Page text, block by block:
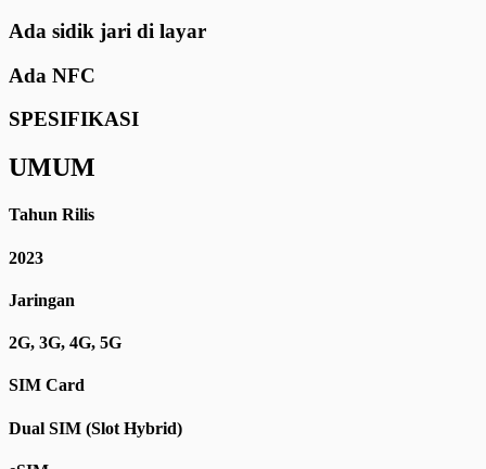
Ada sidik jari di layar
Ada NFC
SPESIFIKASI
UMUM
Tahun Rilis
2023
Jaringan
2G, 3G, 4G, 5G
SIM Card
Dual SIM (Slot Hybrid)